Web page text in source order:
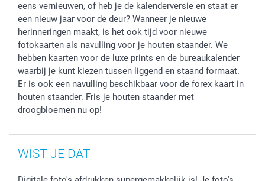
eens vernieuwen, of heb je de kalenderversie en staat er
een nieuw jaar voor de deur? Wanneer je nieuwe
herinneringen maakt, is het ook tijd voor nieuwe
fotokaarten als navulling voor je houten staander. We
hebben kaarten voor de luxe prints en de bureaukalender
waarbij je kunt kiezen tussen liggend en staand formaat.
Er is ook een navulling beschikbaar voor de forex kaart in
houten staander. Fris je houten staander met
droogbloemen nu op!
WIST JE DAT